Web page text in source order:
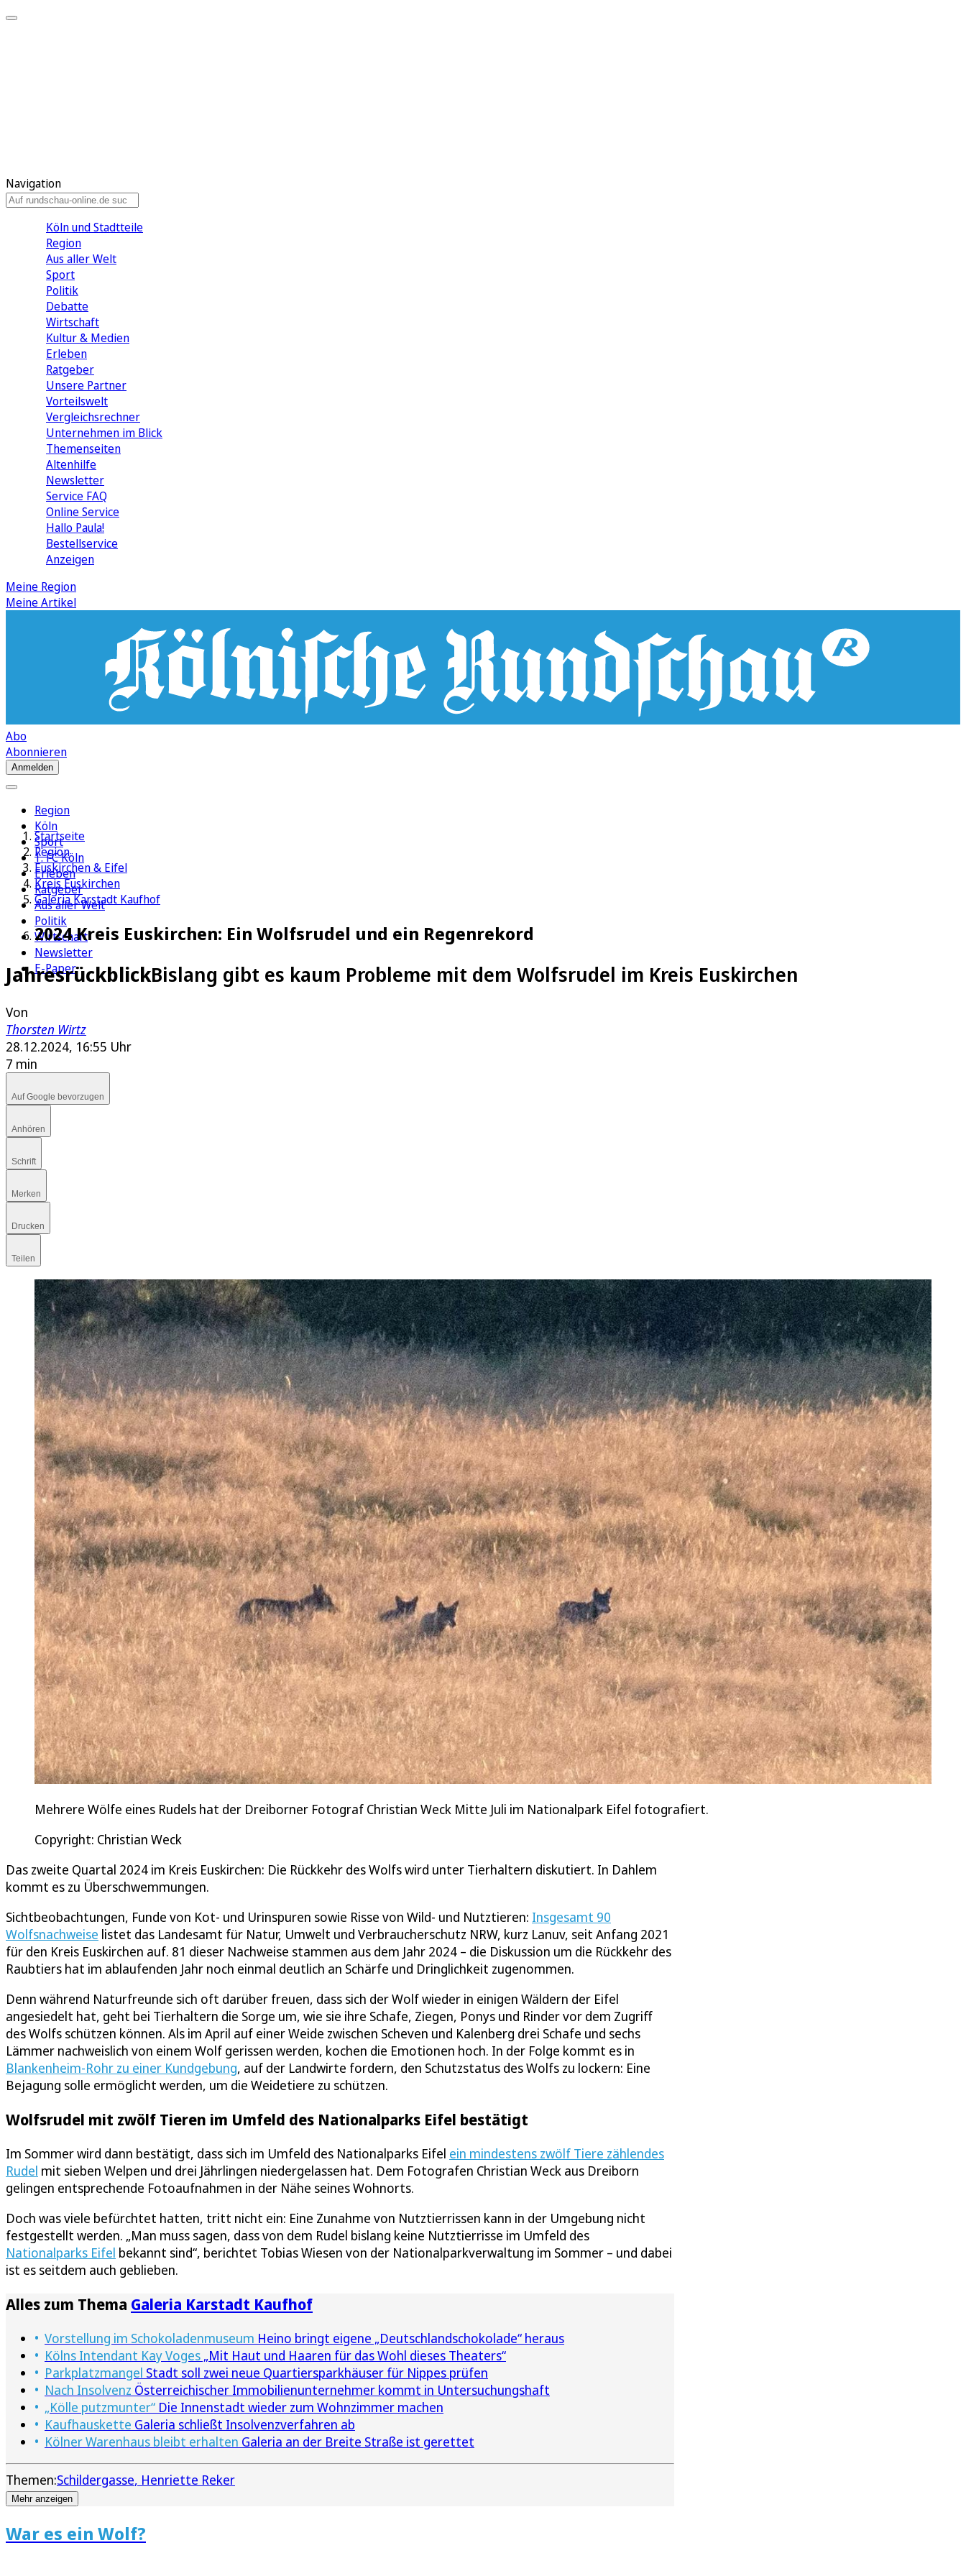
Navigation
Köln und Stadtteile
Region
Aus aller Welt
Sport
Politik
Debatte
Wirtschaft
Kultur & Medien
Erleben
Ratgeber
Unsere Partner
Vorteilswelt
Vergleichsrechner
Unternehmen im Blick
Themenseiten
Altenhilfe
Newsletter
Service FAQ
Online Service
Hallo Paula!
Bestellservice
Anzeigen
Meine Region
Meine Artikel
Abo
Abonnieren
Anmelden
Region
Köln
Sport
1. FC Köln
Erleben
Ratgeber
Aus aller Welt
Politik
Wirtschaft
Newsletter
E-Paper
Startseite
Region
Euskirchen & Eifel
Kreis Euskirchen
Galeria Karstadt Kaufhof
2024 Kreis Euskirchen: Ein Wolfsrudel und ein Regenrekord
JahresrückblickBislang gibt es kaum Probleme mit dem Wolfsrudel im Kreis Euskirchen
Von
Thorsten Wirtz
28.12.2024, 16:55 Uhr
7 min
Auf Google bevorzugen
Anhören
Schrift
Merken
Drucken
Teilen
Mehrere Wölfe eines Rudels hat der Dreiborner Fotograf Christian Weck Mitte Juli im Nationalpark Eifel fotografiert.
Copyright: Christian Weck
Das zweite Quartal 2024 im Kreis Euskirchen: Die Rückkehr des Wolfs wird unter Tierhaltern diskutiert. In Dahlem
kommt es zu Überschwemmungen.
Sichtbeobachtungen, Funde von Kot- und Urinspuren sowie Risse von Wild- und Nutztieren: Insgesamt 90
Wolfsnachweise listet das Landesamt für Natur, Umwelt und Verbraucherschutz NRW, kurz Lanuv, seit Anfang 2021
für den Kreis Euskirchen auf. 81 dieser Nachweise stammen aus dem Jahr 2024 – die Diskussion um die Rückkehr des
Raubtiers hat im ablaufenden Jahr noch einmal deutlich an Schärfe und Dringlichkeit zugenommen.
Denn während Naturfreunde sich oft darüber freuen, dass sich der Wolf wieder in einigen Wäldern der Eifel
angesiedelt hat, geht bei Tierhaltern die Sorge um, wie sie ihre Schafe, Ziegen, Ponys und Rinder vor dem Zugriff
des Wolfs schützen können. Als im April auf einer Weide zwischen Scheven und Kalenberg drei Schafe und sechs
Lämmer nachweislich von einem Wolf gerissen werden, kochen die Emotionen hoch. In der Folge kommt es in
Blankenheim-Rohr zu einer Kundgebung, auf der Landwirte fordern, den Schutzstatus des Wolfs zu lockern: Eine
Bejagung solle ermöglicht werden, um die Weidetiere zu schützen.
Wolfsrudel mit zwölf Tieren im Umfeld des Nationalparks Eifel bestätigt
Im Sommer wird dann bestätigt, dass sich im Umfeld des Nationalparks Eifel ein mindestens zwölf Tiere zählendes
Rudel mit sieben Welpen und drei Jährlingen niedergelassen hat. Dem Fotografen Christian Weck aus Dreiborn
gelingen entsprechende Fotoaufnahmen in der Nähe seines Wohnorts.
Doch was viele befürchtet hatten, tritt nicht ein: Eine Zunahme von Nutztierrissen kann in der Umgebung nicht
festgestellt werden. „Man muss sagen, dass von dem Rudel bislang keine Nutztierrisse im Umfeld des
Nationalparks Eifel bekannt sind“, berichtet Tobias Wiesen von der Nationalparkverwaltung im Sommer – und dabei
ist es seitdem auch geblieben.
Alles zum Thema Galeria Karstadt Kaufhof
Vorstellung im Schokoladenmuseum Heino bringt eigene „Deutschlandschokolade“ heraus
Kölns Intendant Kay Voges „Mit Haut und Haaren für das Wohl dieses Theaters“
Parkplatzmangel Stadt soll zwei neue Quartiersparkhäuser für Nippes prüfen
Nach Insolvenz Österreichischer Immobilienunternehmer kommt in Untersuchungshaft
„Kölle putzmunter“ Die Innenstadt wieder zum Wohnzimmer machen
Kaufhauskette Galeria schließt Insolvenzverfahren ab
Kölner Warenhaus bleibt erhalten Galeria an der Breite Straße ist gerettet
Themen:Schildergasse Henriette Reker
Mehr anzeigen
War es ein Wolf?